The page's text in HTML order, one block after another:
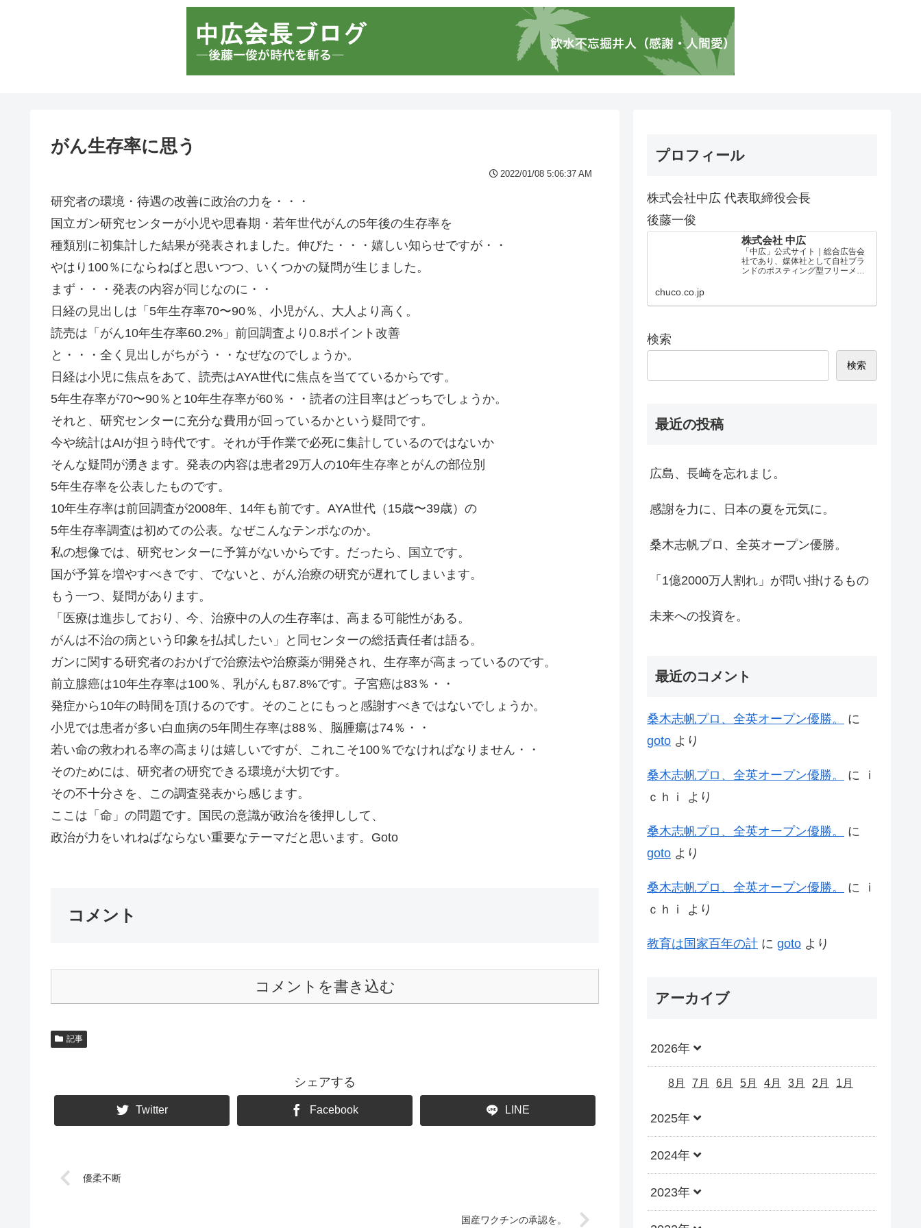
がん生存率に思う
2022/01/08 5:06:37 AM
研究者の環境・待遇の改善に政治の力を・・・
国立ガン研究センターが小児や思春期・若年世代がんの5年後の生存率を
種類別に初集計した結果が発表されました。伸びた・・・嬉しい知らせですが・・
やはり100％にならねばと思いつつ、いくつかの疑問が生じました。
まず・・・発表の内容が同じなのに・・
日経の見出しは「5年生存率70〜90％、小児がん、大人より高く。
読売は「がん10年生存率60.2%」前回調査より0.8ポイント改善
と・・・全く見出しがちがう・・なぜなのでしょうか。
日経は小児に焦点をあて、読売はAYA世代に焦点を当てているからです。
5年生存率が70〜90％と10年生存率が60％・・読者の注目率はどっちでしょうか。
それと、研究センターに充分な費用が回っているかという疑問です。
今や統計はAIが担う時代です。それが手作業で必死に集計しているのではないか
そんな疑問が湧きます。発表の内容は患者29万人の10年生存率とがんの部位別
5年生存率を公表したものです。
10年生存率は前回調査が2008年、14年も前です。AYA世代（15歳〜39歳）の
5年生存率調査は初めての公表。なぜこんなテンポなのか。
私の想像では、研究センターに予算がないからです。だったら、国立です。
国が予算を増やすべきです、でないと、がん治療の研究が遅れてしまいます。
もう一つ、疑問があります。
「医療は進歩しており、今、治療中の人の生存率は、高まる可能性がある。
がんは不治の病という印象を払拭したい」と同センターの総括責任者は語る。
ガンに関する研究者のおかげで治療法や治療薬が開発され、生存率が高まっているのです。
前立腺癌は10年生存率は100％、乳がんも87.8%です。子宮癌は83％・・
発症から10年の時間を頂けるのです。そのことにもっと感謝すべきではないでしょうか。
小児では患者が多い白血病の5年間生存率は88％、脳腫瘍は74％・・
若い命の救われる率の高まりは嬉しいですが、これこそ100％でなければなりません・・
そのためには、研究者の研究できる環境が大切です。
その不十分さを、この調査発表から感じます。
ここは「命」の問題です。国民の意識が政治を後押しして、
政治が力をいれねばならない重要なテーマだと思います。Goto
コメント
コメントを書き込む
記事
シェアする
Twitter Facebook LINE
優柔不断
国産ワクチンの承認を。
プロフィール
株式会社中広 代表取締役会長
後藤一俊
株式会社 中広
「中広」公式サイト｜総合広告会
社であり、媒体社として自社ブラ
ンドのポスティング型フリーメデ
chuco.co.jp
検索
検索
最近の投稿
広島、長崎を忘れまじ。
感謝を力に、日本の夏を元気に。
桑木志帆プロ、全英オープン優勝。
「1億2000万人割れ」が問い掛けるもの
未来への投資を。
最近のコメント
桑木志帆プロ、全英オープン優勝。
に
goto より
桑木志帆プロ、全英オープン優勝。 に
ｉ
ｃｈｉ
より
桑木志帆プロ、全英オープン優勝。
に
goto より
桑木志帆プロ、全英オープン優勝。 に
ｉ
ｃｈｉ
より
教育は国家百年の計 に goto より
アーカイブ
2026年
8月 7月 6月 5月 4月 3月 2月 1月
2025年
2024年
2023年